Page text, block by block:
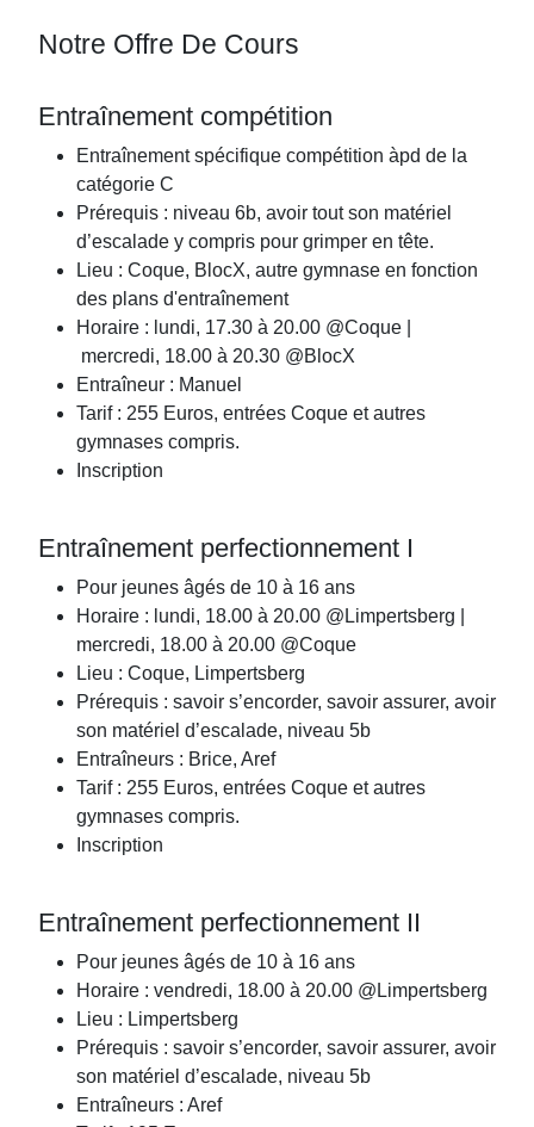
Notre Offre De Cours
Entraînement compétition
Entraînement spécifique compétition àpd de la
catégorie C
Prérequis : niveau 6b, avoir tout son matériel
d’escalade y compris pour grimper en tête.
Lieu : Coque, BlocX, autre gymnase en fonction
des plans d'entraînement
Horaire : lundi, 17.30 à 20.00 @Coque |
mercredi, 18.00 à 20.30 @BlocX
Entraîneur : Manuel
Tarif : 255 Euros, entrées Coque et autres
gymnases compris.
Inscription
Entraînement perfectionnement I
Pour jeunes âgés de 10 à 16 ans
Horaire : lundi, 18.00 à 20.00 @Limpertsberg |
mercredi, 18.00 à 20.00 @Coque
Lieu : Coque, Limpertsberg
Prérequis : savoir s’encorder, savoir assurer, avoir
son matériel d’escalade, niveau 5b
Entraîneurs : Brice, Aref
Tarif : 255 Euros, entrées Coque et autres
gymnases compris.
Inscription
Entraînement perfectionnement II
Pour jeunes âgés de 10 à 16 ans
Horaire : vendredi, 18.00 à 20.00 @Limpertsberg
Lieu : Limpertsberg
Prérequis : savoir s’encorder, savoir assurer, avoir
son matériel d’escalade, niveau 5b
Entraîneurs : Aref